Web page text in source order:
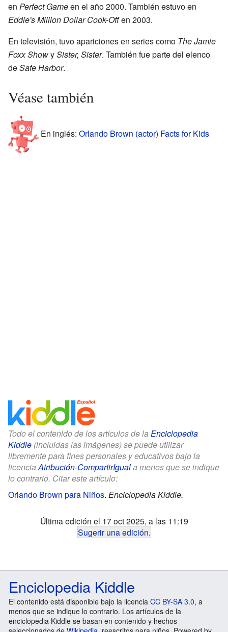
en Perfect Gameen el año 2000. También estuvo en
Eddie's Million Dollar Cook-Offen 2003.
En televisión, tuvo apariciones en series como The Jamie
Foxx ShowySister, Sister. También fue parte del elenco
deSafe Harbor.
Véase también
En inglés: Orlando Brown (actor) Facts for Kids
Todo el contenido de los artículos de la Enciclopedia
Kiddle (incluidas las imágenes) se puede utilizar
libremente para fines personales y educativos bajo la
licenciaAtribución-CompartirIguala menos que se indique
lo contrario. Citar este artículo:
Orlando Brown para Niños. Enciclopedia Kiddle.
Última edición el 17 oct 2025, a las 11:19
Sugerir una edición.
Enciclopedia Kiddle
El contenido está disponible bajo la licencia CC BY-SA 3.0, a
menos que se indique lo contrario. Los artículos de la
enciclopedia Kiddle se basan en contenido y hechos